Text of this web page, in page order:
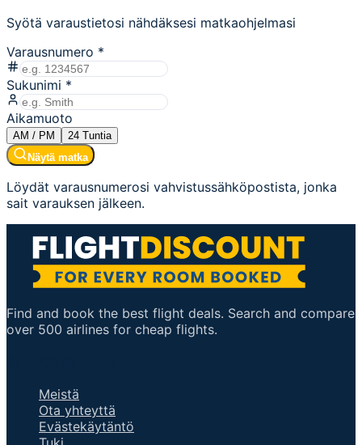
Syötä varaustietosi nähdäksesi matkaohjelmasi
Varausnumero *
Sukunimi *
Aikamuoto
AM / PM 24 Tuntia
Näytä matka
Löydät varausnumerosi vahvistussähköpostista, jonka
sait varauksen jälkeen.
Find and book the best flight deals. Search and compare
over 500 airlines for cheap flights.
Meistä
Ota yhteyttä
Evästekäytäntö